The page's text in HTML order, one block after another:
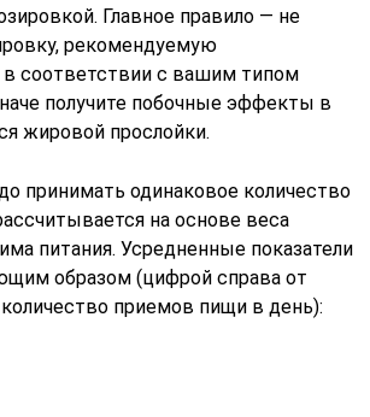
Главное правило — не
рекомендуемую
в соответствии с вашим типом
получите побочные эффекты в
жировой прослойки.
принимать одинаковое количество
на основе веса
питания. Усредненные показатели
образом (цифрой справа от
количество приемов пищи в день):